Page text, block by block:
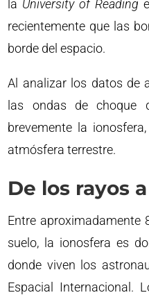
la University of Reading
recientemente que las
borde del espacio.
Al analizar los datos de
las ondas de choque
brevemente la
atmósfera terrestre.
De los rayos
Entre aproximadamente
suelo, la ionosfera es
donde viven los
Espacial Internacional.